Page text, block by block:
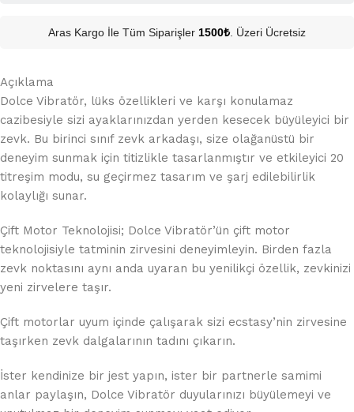
Aras Kargo İle Tüm Siparişler 1500₺ . Üzeri Ücretsiz
Açıklama
Dolce Vibratör, lüks özellikleri ve karşı konulamaz
cazibesiyle sizi ayaklarınızdan yerden kesecek büyüleyici bir
zevk. Bu birinci sınıf zevk arkadaşı, size olağanüstü bir
deneyim sunmak için titizlikle tasarlanmıştır ve etkileyici 20
titreşim modu, su geçirmez tasarım ve şarj edilebilirlik
kolaylığı sunar.
Çift Motor Teknolojisi; Dolce Vibratör’ün çift motor
teknolojisiyle tatminin zirvesini deneyimleyin. Birden fazla
zevk noktasını aynı anda uyaran bu yenilikçi özellik, zevkinizi
yeni zirvelere taşır.
Çift motorlar uyum içinde çalışarak sizi ecstasy’nin zirvesine
taşırken zevk dalgalarının tadını çıkarın.
İster kendinize bir jest yapın, ister bir partnerle samimi
anlar paylaşın, Dolce Vibratör duyularınızı büyülemeyi ve